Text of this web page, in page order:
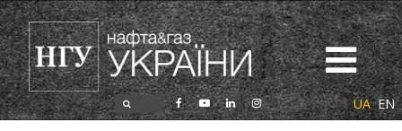
UA EN